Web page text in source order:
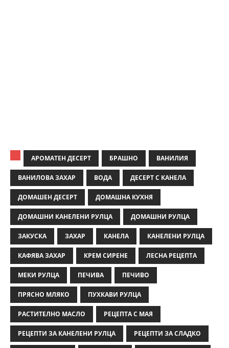
АРОМАТЕН ДЕСЕРТ БРАШНО ВАНИЛИЯ
ВАНИЛОВА ЗАХАР ВОДА ДЕСЕРТ С КАНЕЛА
ДОМАШЕН ДЕСЕРТ ДОМАШНА КУХНЯ
ДОМАШНИ КАНЕЛЕНИ РУЛЦА ДОМАШНИ РУЛЦА
ЗАКУСКА ЗАХАР КАНЕЛА КАНЕЛЕНИ РУЛЦА
КАФЯВА ЗАХАР КРЕМ СИРЕНЕ ЛЕСНА РЕЦЕПТА
МЕКИ РУЛЦА ПЕЧИВА ПЕЧИВО
ПРЯСНО МЛЯКО ПУХКАВИ РУЛЦА
РАСТИТЕЛНО МАСЛО РЕЦЕПТА С МАЯ
РЕЦЕПТИ ЗА КАНЕЛЕНИ РУЛЦА РЕЦЕПТИ ЗА СЛАДКО